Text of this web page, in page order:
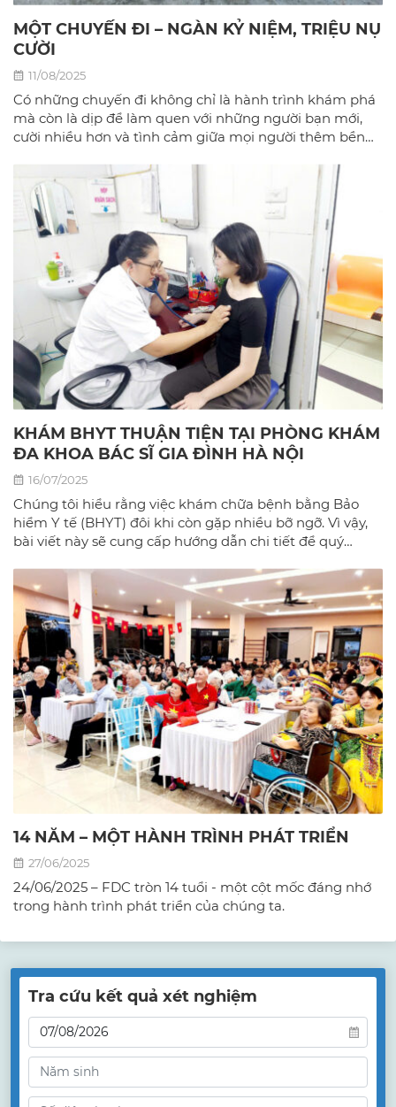
MỘT CHUYẾN ĐI – NGÀN KỶ NIỆM, TRIỆU NỤ
CƯỜI
11/08/2025
Có những chuyến đi không chỉ là hành trình khám phá
mà còn là dịp để làm quen với những người bạn mới,
cười nhiều hơn và tình cảm giữa mọi người thêm bền
KHÁM BHYT THUẬN TIỆN TẠI PHÒNG KHÁM
ĐA KHOA BÁC SĨ GIA ĐÌNH HÀ NỘI
16/07/2025
Chúng tôi hiểu rằng việc khám chữa bệnh bằng Bảo
hiểm Y tế (BHYT) đôi khi còn gặp nhiều bỡ ngỡ. Vì vậy,
bài viết này sẽ cung cấp hướng dẫn chi tiết để quý
quả nhất tại phòng khám đa khoa Bác sĩ gia đình hà
Nội.
14 NĂM – MỘT HÀNH TRÌNH PHÁT TRIỂN
27/06/2025
24/06/2025 – FDC tròn 14 tuổi - một cột mốc đáng nhớ
trong hành trình phát triển của chúng ta.
Tra cứu kết quả xét nghiệm